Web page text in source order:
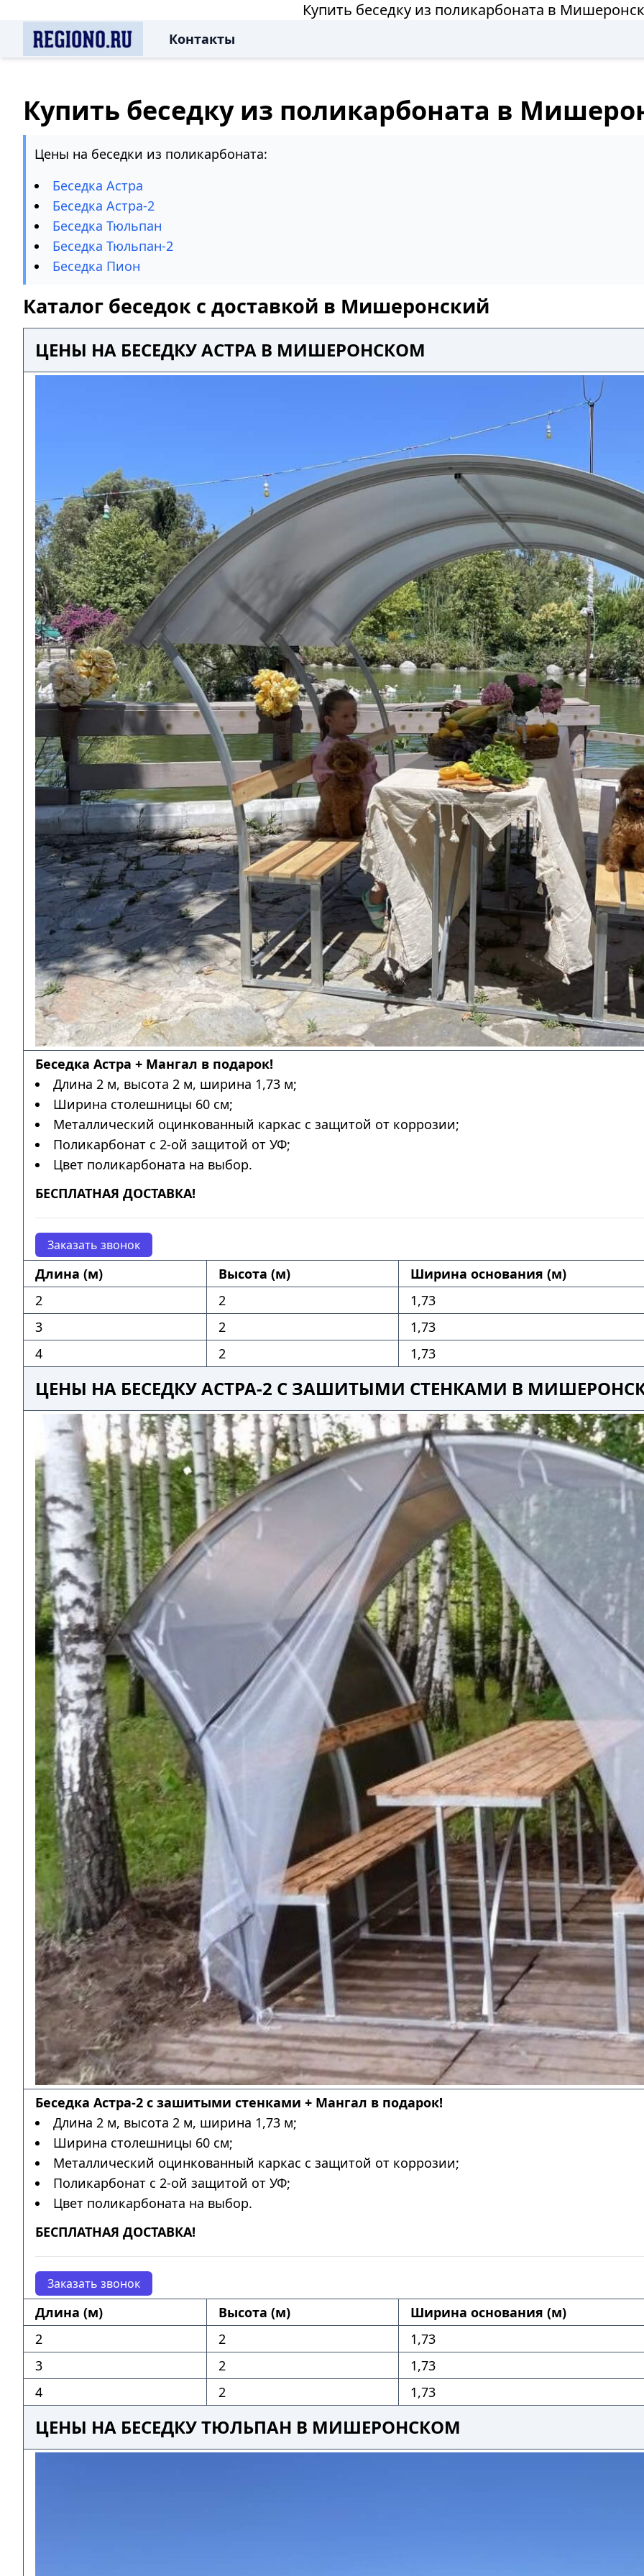
Купить беседку из поликарбоната в
Контакты
Купить беседку из поликарбоната в
Цены на беседки из поликарбоната:
Беседка Астра
Беседка Астра-2
Беседка Тюльпан
Беседка Тюльпан-2
Беседка Пион
Каталог беседок с доставкой в Мишеронский
ЦЕНЫ НА БЕСЕДКУ АСТРА В МИШЕРОНСКОМ
Беседка Астра + Мангал в подарок!
Длина 2 м, высота 2 м, ширина 1,73 м;
Ширина столешницы 60 см;
Металлический оцинкованный каркас с защитой от коррозии;
Поликарбонат с 2-ой защитой от УФ;
Цвет поликарбоната на выбор.
БЕСПЛАТНАЯ ДОСТАВКА!
Заказать звонок
Длина (м) Высота (м)
Ширина основания (м)
2
2
1,73
3
2
1,73
4
2 1,73
ЦЕНЫ НА БЕСЕДКУ АСТРА-2 С ЗАШИТЫМИ СТЕНКАМИ В
Беседка Астра-2 с зашитыми стенками + Мангал в подарок!
Длина 2 м, высота 2 м, ширина 1,73 м;
Ширина столешницы 60 см;
Металлический оцинкованный каркас с защитой от коррозии;
Поликарбонат с 2-ой защитой от УФ;
Цвет поликарбоната на выбор.
БЕСПЛАТНАЯ ДОСТАВКА!
Заказать звонок
Длина (м) Высота (м)
Ширина основания (м)
2
2
1,73
3
2
1,73
4
2 1,73
ЦЕНЫ НА БЕСЕДКУ ТЮЛЬПАН В МИШЕРОНСКОМ